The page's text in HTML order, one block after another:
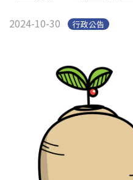
2024-10-30 行政公告